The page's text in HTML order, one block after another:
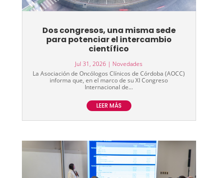
Dos congresos, una misma sede
para potenciar el intercambio
científico
Jul 31, 2026 | Novedades
La Asociación de Oncólogos Clínicos de Córdoba (AOCC)
informa que, en el marco de su XI Congreso
Internacional de...
LEER MÁS